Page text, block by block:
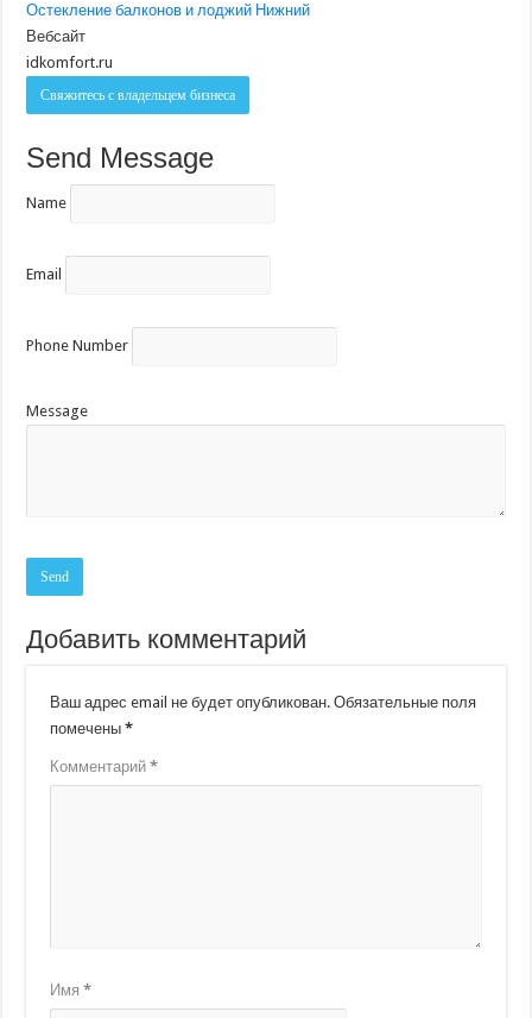
Остекление балконов и лоджий Нижний
Вебсайт
idkomfort.ru
Свяжитесь с владельцем бизнеса
Send Message
Name
Email
Phone Number
Message
Добавить комментарий
Ваш адрес email не будет опубликован. Обязательные поля
помечены*
Комментарий*
Имя*